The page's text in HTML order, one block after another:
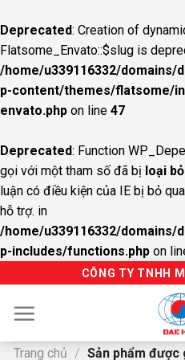
Deprecated: Creation of
Flatsome_Envato::$slug is
/home/u339116332/domains/
p-content/themes/flatsome/
envato.php on line 47
Deprecated: Function
gọi với một tham số đã bị loại bỏ
luận có điều kiện của IE bị bỏ
hỗ trợ. in
/home/u339116332/domains/
p-includes/functions.php on
CÔNG TY TNHH
Trang chủ / Sản phẩm được